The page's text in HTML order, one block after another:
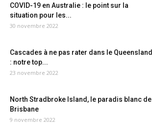
COVID-19 en Australie : le point sur la
situation pour les...
30 novembre 2022
Cascades à ne pas rater dans le Queensland
: notre top...
23 novembre 2022
North Stradbroke Island, le paradis blanc de
Brisbane
9 novembre 2022